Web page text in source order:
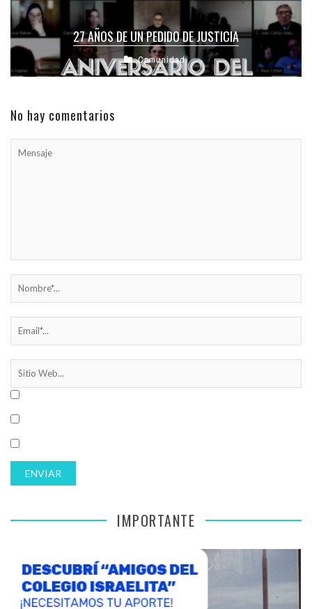
27 AÑOS DE UN PEDIDO DE JUSTICIA
Comunidad
No hay comentarios
IMPORTANTE